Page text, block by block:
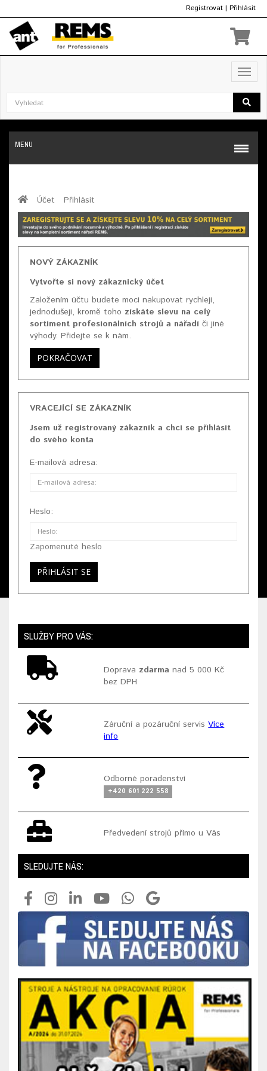
Registrovat | Přihlásit
MENU
Účet Přihlásit
NOVÝ ZÁKAZNÍK
Vytvořte si nový zákaznický účet
Založením účtu budete moci nakupovat rychleji,
jednodušeji, kromě toho získáte slevu na celý
sortiment profesionálních strojů a nářadí či jiné
výhody. Přidejte se k nám.
POKRAČOVAT
VRACEJÍCÍ SE ZÁKAZNÍK
Jsem už registrovaný zákazník a chci se přihlásit
do svého konta
E-mailová adresa:
Heslo:
Zapomenuté heslo
SLUŽBY PRO VÁS:
Doprava zdarma nad 5 000 Kč
bez DPH
Záruční a pozáruční servisVíce
info
Odborné poradenství
+420 601 222 558
Předvedení strojů přímo u Vás
SLEDUJTE NÁS: